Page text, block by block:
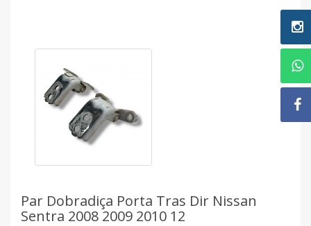
Par Dobradiça Porta Tras Dir Nissan
Sentra 2008 2009 2010 12